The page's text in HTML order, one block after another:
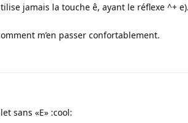
jamais la touche ê, ayant le réflexe ^+ e).
m’en passer confortablement.
sans «E» :cool: